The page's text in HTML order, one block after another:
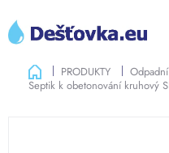
obsah
CZK
DomůPRODUKTY
Septik k obetonování kruhový